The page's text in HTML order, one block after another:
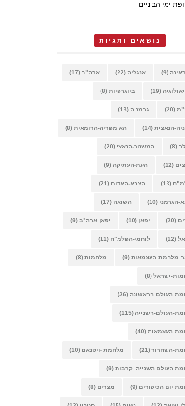
ימי הביניים
נושאים ותגיות
(9) אנגליה (22) ארה"ב (17)
(19) ביוגרפיות (8)
(20) גרמניה (13)
הנאצית (14) האימפריה-הרומאית (8)
(8) המשטר-הנאצי (20)
(12) העת-העתיקה (9)
(13) הצבא-האדום (21)
הגרמני (10) השואה (17)
(20) יפאן (10) יפאן-ארה"ב (9)
(12) לוחמי-הפלמ"ח (11)
מלחמת-העצמאות (9) מלחמות (8)
ישראל (8)
העולם-הראשונה (26)
העולם-השנייה (115)
העצמאות (40)
השחרור (21) מלחמת -ויטנאם (10)
העולם השנייה: קרבות (9)
יום הכיפורים (9) מצרים (8)